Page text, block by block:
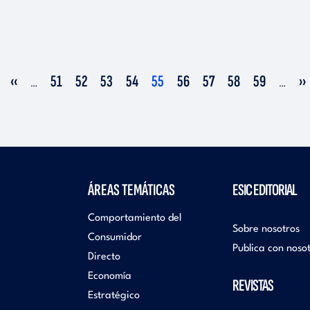
Página
‹‹ … Página
51 Página
52 Página
53 Página
54 Página
55 Página
56 Página
57 Página
58 Página
59 … ››
ÁREAS TEMÁTICAS
Comportamiento del
Consumidor
Directo
Economía
Estratégico
ESIC EDITORIAL
Sobre nosotros
Publica con
REVISTAS